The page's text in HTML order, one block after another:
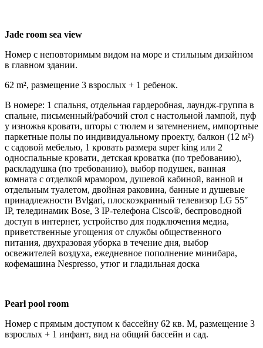
Jade room sea view
Номер с неповторимым видом на море и стильным дизайном
в главном здании.
62 m², размещение 3 взрослых + 1 ребенок.
В номере: 1 спальня, отдельная гардеробная, лаундж-группа в
спальне, письменный/рабочий стол с настольной лампой, пуф
у изножья кровати, шторы с тюлем и затемнением, импортные
паркетные полы по индивидуальному проекту, балкон (12 м²)
с садовой мебелью, 1 кровать размера super king или 2
односпальные кровати, детская кроватка (по требованию),
раскладушка (по требованию), выбор подушек, ванная
комната с отделкой мрамором, душевой кабиной, ванной и
отдельным туалетом, двойная раковина, банные и душевые
принадлежности Bvlgari, плоскоэкранный телевизор LG 55″
IP, телединамик Bose, 3 IP-телефона Cisco®, беспроводной
доступ в интернет, устройство для подключения медиа,
приветственные угощения от службы общественного
питания, двухразовая уборка в течение дня, выбор
освежителей воздуха, ежедневное пополнение минибара,
кофемашина Nespresso, утюг и гладильная доска
Pearl pool room
Номер с прямым доступом к бассейну 62 кв. М, размещение 3
взрослых + 1 инфант, вид на общий бассейн и сад.